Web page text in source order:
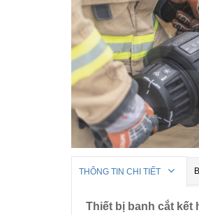
THÔNG TIN CHI TIẾT
Thiết bị banh cắt kết